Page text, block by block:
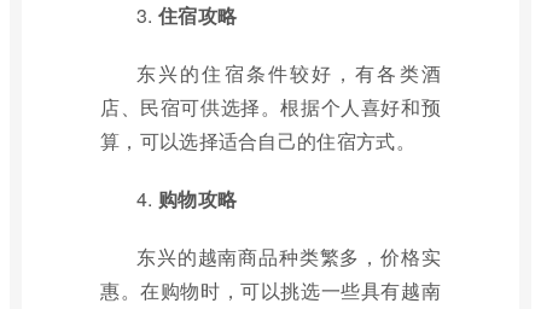
3. 住宿攻略
东兴的住宿条件较好，有各类酒
店、民宿可供选择。根据个人喜好和预
算，可以选择适合自己的住宿方式。
4. 购物攻略
东兴的越南商品种类繁多，价格实
惠。在购物时，可以挑选一些具有越南